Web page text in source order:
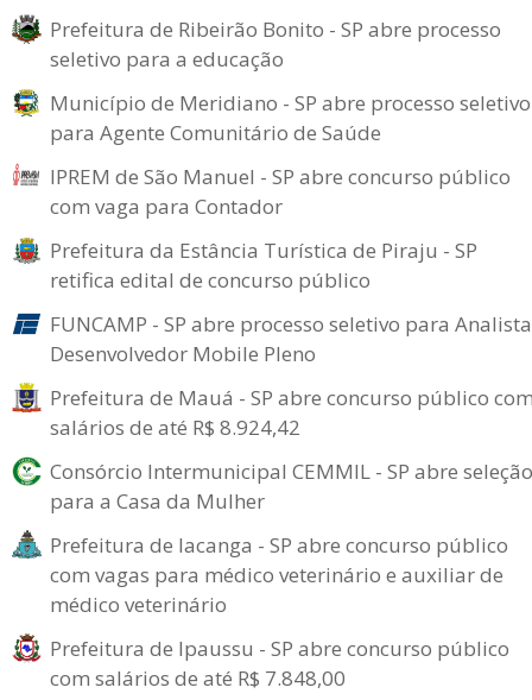
Prefeitura de Ribeirão Bonito - SP abre processo
seletivo para a educação
Município de Meridiano - SP abre processo seletivo
para Agente Comunitário de Saúde
IPREM de São Manuel - SP abre concurso público
com vaga para Contador
Prefeitura da Estância Turística de Piraju - SP
retifica edital de concurso público
FUNCAMP - SP abre processo seletivo para Analista
Desenvolvedor Mobile Pleno
Prefeitura de Mauá - SP abre concurso público
salários de até R$ 8.924,42
Consórcio Intermunicipal CEMMIL - SP abre seleção
para a Casa da Mulher
Prefeitura de Iacanga - SP abre concurso público
com vagas para médico veterinário e auxiliar de
médico veterinário
Prefeitura de Ipaussu - SP abre concurso público
com salários de até R$ 7.848,00